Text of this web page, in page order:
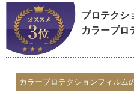
プロテクシ
カラープロ
カラープロテクションフィルム